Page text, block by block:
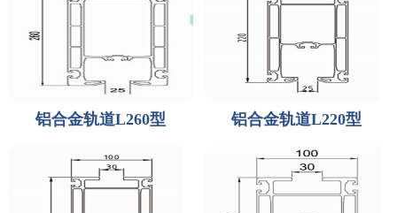
铝合金轨道L260型 铝合金轨道L220型